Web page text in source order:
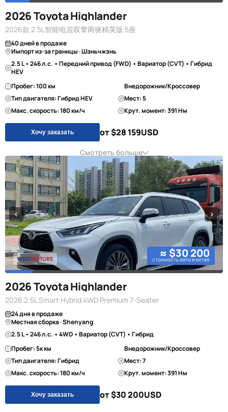
2026 Toyota Highlander
2026款 2.5L智能电混双擎两驱精英版 5座
40 дней в продаже
Импорт из-за границы · Шэньчжэнь
2.5 L • 246 л.с. • Передний привод (FWD) • Вариатор (CVT) • Гибрид
HEV
Пробег: 100 км
Внедорожник/Кроссовер
Тип двигателя: Гибрид HEV
Мест: 5
Макс. скорость: 180 км/ч
Крут. момент: 391 Нм
Хочу заказать от $28 159USD
Смотреть больше
≈ $30 200
стоимость авто в китае
2026 Toyota Highlander
2026 2.5L Smart Hybrid 4WD Premium 7-Seater
24 дня в продаже
Местная сборка · Shenyang
2.5 L • 246 л.с. • 4WD • Вариатор (CVT) • Гибрид
Пробег: 5к км
Внедорожник/Кроссовер
Тип двигателя: Гибрид
Мест: 7
Макс. скорость: 180 км/ч
Крут. момент: 391 Нм
Хочу заказать от $30 200USD